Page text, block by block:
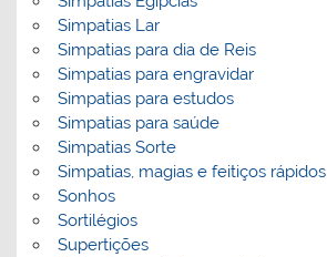
Simpatias Lar
Simpatias para dia de Reis
Simpatias para engravidar
Simpatias para estudos
Simpatias para saúde
Simpatias Sorte
Simpatias, magias e feitiços rápidos
Sonhos
Sortilégios
Supertições